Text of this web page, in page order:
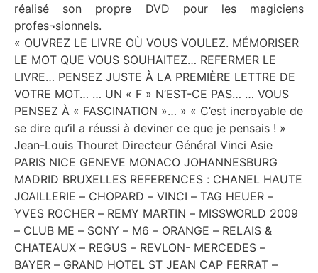
réalisé son propre DVD pour les magiciens
profes¬sionnels.
« OUVREZ LE LIVRE OÙ VOUS VOULEZ. MÉMORISER
LE MOT QUE VOUS SOUHAITEZ… REFERMER LE
LIVRE… PENSEZ JUSTE À LA PREMIÈRE LETTRE DE
VOTRE MOT… … UN « F » N’EST-CE PAS… … VOUS
PENSEZ À « FASCINATION »… » « C’est incroyable de
se dire qu’il a réussi à deviner ce que je pensais ! »
Jean-Louis Thouret Directeur Général Vinci Asie
PARIS NICE GENEVE MONACO JOHANNESBURG
MADRID BRUXELLES REFERENCES : CHANEL HAUTE
JOAILLERIE – CHOPARD – VINCI – TAG HEUER –
YVES ROCHER – REMY MARTIN – MISSWORLD 2009
– CLUB ME – SONY – M6 – ORANGE – RELAIS &
CHATEAUX – REGUS – REVLON- MERCEDES –
BAYER – GRAND HOTEL ST JEAN CAP FERRAT –